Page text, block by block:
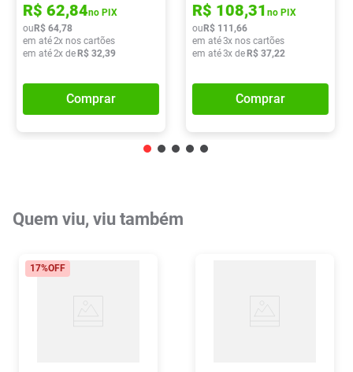
R$ 62,84no PIX
ou R$ 64,78
em até2x nos cartões
em até2x de R$ 32,39
Comprar
R$ 108,31 no PIX
ou R$ 111 ,66
em até3x nos cartões
em até3x de R$ 37,22
Comprar
Quem viu, viu também
17%OFF